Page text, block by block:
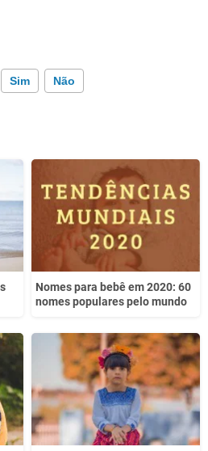
Sim Não
incorreta
informação que procuro
Nomes para bebê em 2020: 60
nomes populares pelo mundo